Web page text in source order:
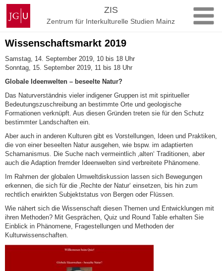
Zum
Inhalt
springen
Johannes
Gutenberg-
Universität
Mainz
ZIS
Zentrum für Interkulturelle Studien Mainz
Wissenschaftsmarkt 2019
Samstag, 14. September 2019, 10 bis 18 Uhr
Sonntag, 15. September 2019, 11 bis 18 Uhr
Globale Ideenwelten – beseelte Natur?
Das Naturverständnis vieler indigener Gruppen ist mit spiritueller
Bedeutungszuschreibung an bestimmte Orte und geologische
Formationen verknüpft. Aus diesen Gründen treten sie für den Schutz
bestimmter Landschaften ein.
Aber auch in anderen Kulturen gibt es Vorstellungen, Ideen und Praktiken,
die von einer beseelten Natur ausgehen, wie bspw. im adaptierten
Schamanismus. Die Suche nach vermeintlich ‚alten‘ Traditionen, aber
auch die Adaption fremder Ideenwelten sind verbreitete Phänomene.
Im Rahmen der globalen Umweltdiskussion lassen sich Bewegungen
erkennen, die sich für die ‚Rechte der Natur‘ einsetzen, bis hin zum
rechtlich erwirkten Subjektstatus von Bergen oder Flüssen.
Wie nähert sich die Wissenschaft diesen Themen und Entwicklungen mit
ihren Methoden? Mit Gesprächen, Quiz und Round Table erhalten Sie
Einblick in Phänomene, Fragestellungen und Methoden der
Kulturwissenschaften.